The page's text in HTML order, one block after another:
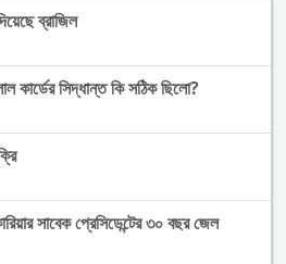
ব্রাজিল
কার্ডের সিদ্ধান্ত কি সঠিক ছিলো?
সাবেক প্রেসিডেন্টের ৩০ বছর জেল